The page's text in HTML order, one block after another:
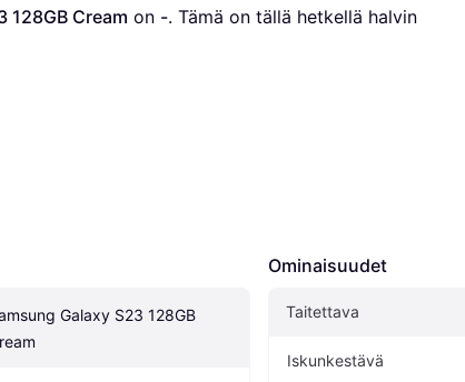
128GB Cream on -. Tämä on tällä hetkellä halvin
Galaxy S23 128GB
Ominaisuudet
Taitettava
Iskunkestävä